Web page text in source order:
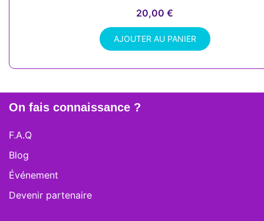
20,00 €
AJOUTER AU PANIER
On fais connaissance ?
F.A.Q
Blog
Événement
Devenir partenaire